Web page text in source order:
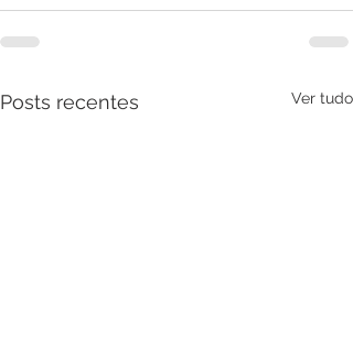
Posts recentes Ver tudo